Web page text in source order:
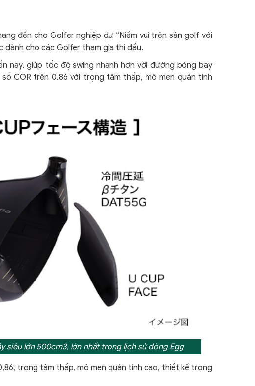
đến cho Golfer nghiệp dư “Niềm vui trên sân golf với
dành cho các Golfer tham gia thi đấu.
nay, giúp tốc độ swing nhanh hơn với đường bóng bay
COR trên 0.86 với trọng tâm thấp, mô men quán tính
siêu lớn 500cm3, lớn nhất trong lịch sử dòng Egg
trọng tâm thấp, mô men quán tính cao, thiết kế trọng